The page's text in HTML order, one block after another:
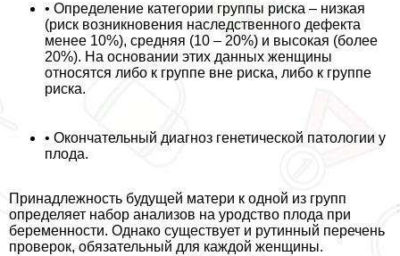
• Определение категории группы риска – низкая
(риск возникновения наследственного дефекта
менее 10%), средняя (10 – 20%) и высокая (более
20%). На основании этих данных женщины
относятся либо к группе вне риска, либо к группе
риска.
• Окончательный диагноз генетической патологии у
плода.
Принадлежность будущей матери к одной из групп
определяет набор анализов на уpoдство плода при
беременности. Однако существует и рутинный перечень
проверок, обязательный для каждой женщины.